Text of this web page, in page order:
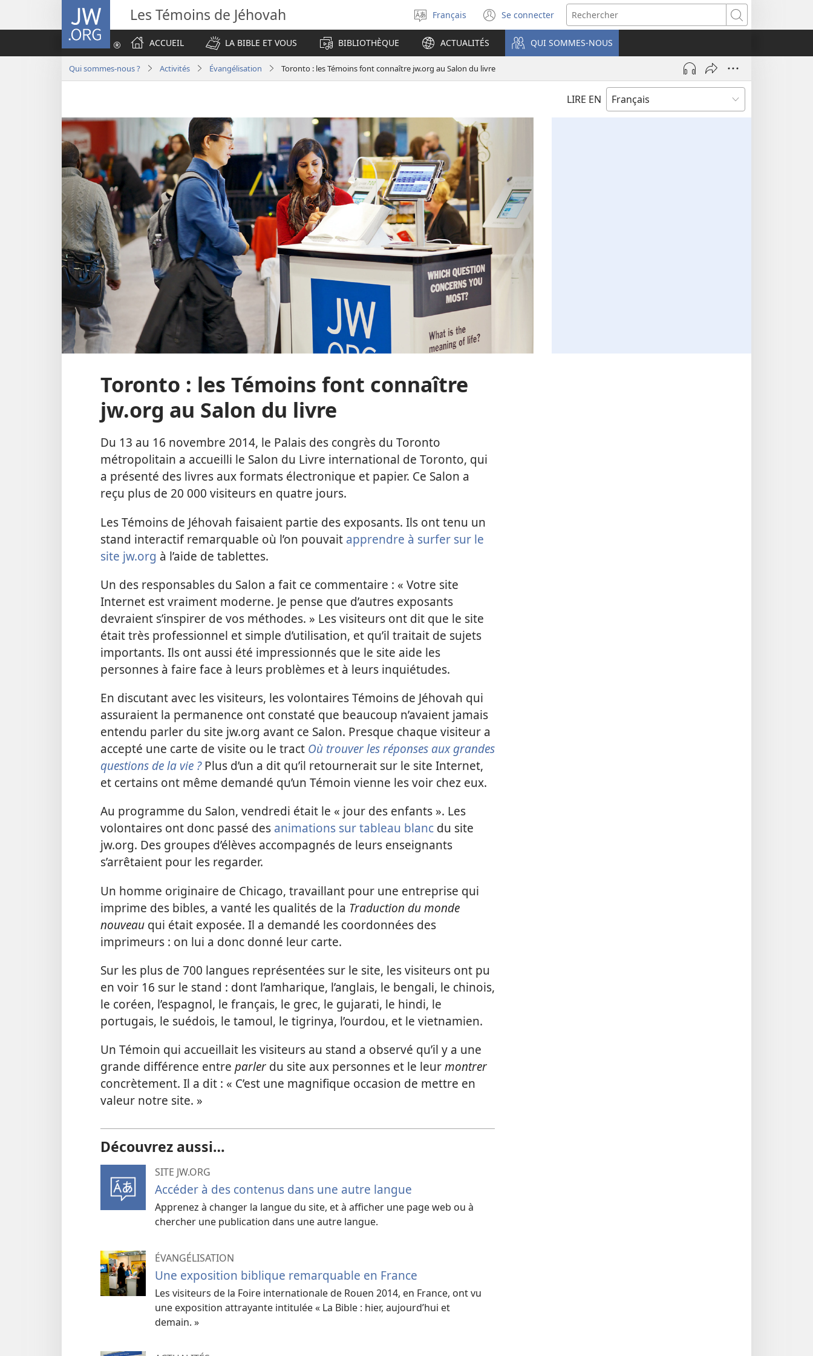
JW.ORG Les Témoins de Jéhovah
Sélectionner
la
langue
Français Se connecter
(ouvre
une
nouvelle
fenêtre)
Rechercher
ACCUEIL
LA BIBLE ET VOUS BIBLIOTHÈQUE ACTUALITÉS QUI SOMMES-NOUS
Qui sommes-nous ? Activités Évangélisation Toronto : les Témoins font connaître jw.org au Salon du livre
LIRE EN
Toronto : les Témoins font connaître
jw.org au Salon du livre
Du 13 au 16 novembre 2014, le Palais des congrès du Toronto
métropolitain a accueilli le Salon du Livre international de Toronto, qui
a présenté des livres aux formats électronique et papier. Ce Salon a
reçu plus de 20 000 visiteurs en quatre jours.
Les Témoins de Jéhovah faisaient partie des exposants. Ils ont tenu un
stand interactif remarquable où l’on pouvait apprendre à surfer sur le
site jw.org à l’aide de tablettes.
Un des responsables du Salon a fait ce commentaire : « Votre site
Internet est vraiment moderne. Je pense que d’autres exposants
devraient s’inspirer de vos méthodes. » Les visiteurs ont dit que le site
était très professionnel et simple d’utilisation, et qu’il traitait de sujets
importants. Ils ont aussi été impressionnés que le site aide les
personnes à faire face à leurs problèmes et à leurs inquiétudes.
En discutant avec les visiteurs, les volontaires Témoins de Jéhovah qui
assuraient la permanence ont constaté que beaucoup n’avaient jamais
entendu parler du site jw.org avant ce Salon. Presque chaque visiteur a
accepté une carte de visite ou le tract Où trouver les réponses aux grandes
questions de la vie ?Plus d’un a dit qu’il retournerait sur le site Internet,
et certains ont même demandé qu’un Témoin vienne les voir chez eux.
Au programme du Salon, vendredi était le « jour des enfants ». Les
volontaires ont donc passé des animations sur tableau blanc du site
jw.org. Des groupes d’élèves accompagnés de leurs enseignants
s’arrêtaient pour les regarder.
Un homme originaire de Chicago, travaillant pour une entreprise qui
imprime des bibles, a vanté les qualités de la Traduction du monde
nouveau qui était exposée. Il a demandé les coordonnées des
imprimeurs : on lui a donc donné leur carte.
Sur les plus de 700 langues représentées sur le site, les visiteurs ont pu
en voir 16 sur le stand : dont l’amharique, l’anglais, le bengali, le chinois,
le coréen, l’espagnol, le français, le grec, le gujarati, le hindi, le
portugais, le suédois, le tamoul, le tigrinya, l’ourdou, et le vietnamien.
Un Témoin qui accueillait les visiteurs au stand a observé qu’il y a une
grande différence entre parler du site aux personnes et le leurmontrer
concrètement. Il a dit : « C’est une magnifique occasion de mettre en
valeur notre site. »
Découvrez aussi…
SITE JW.ORG
Accéder à des contenus dans une autre langue
Apprenez à changer la langue du site, et à afficher une page web ou à
chercher une publication dans une autre langue.
ÉVANGÉLISATION
Une exposition biblique remarquable en France
Les visiteurs de la Foire internationale de Rouen 2014, en France, ont vu
une exposition attrayante intitulée « La Bible : hier, aujourd’hui et
demain. »